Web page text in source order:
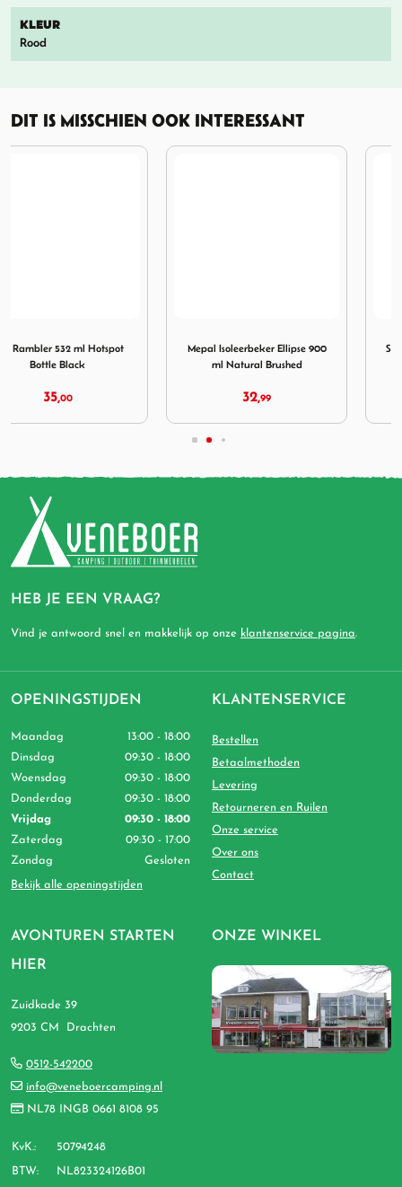
KLEUR
Rood
DIT IS MISSCHIEN OOK INTERESSANT
Mepal Isoleerbeker Ellipse 900
ml Natural Brushed
Sigg Alpine Star Caramel Sand
1L
HEB JE EEN VRAAG?
Vind je antwoord snel en makkelijk op onze klantenservice pagina.
AVONTUREN STARTEN
HIER
Zuidkade 39
9203 CM Drachten
0512-542200
info@veneboercamping.nl
NL78 INGB 0661 8108 95
KvK.: 50794248
BTW: NL823324126B01
OPENINGSTIJDEN
Maandag
13:00 - 18:00
Dinsdag
09:30 - 18:00
Woensdag
09:30 - 18:00
Donderdag
09:30 - 18:00
Vrijdag
09:30 - 18:00
Zaterdag
09:30 - 17:00
Zondag
Gesloten
Bekijk alle openingstijden
KLANTENSERVICE
Bestellen
Betaalmethoden
Levering
Retourneren en Ruilen
Onze service
Over ons
Contact
ONZE WINKEL